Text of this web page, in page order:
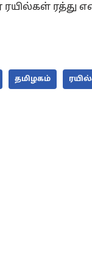
ரயில்கள் ரத்து
தமிழகம்